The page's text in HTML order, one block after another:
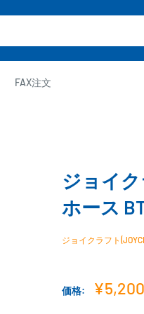
FAX注文
ジョイク
ホース
ジョイクラフト
価格:
販
¥5,200